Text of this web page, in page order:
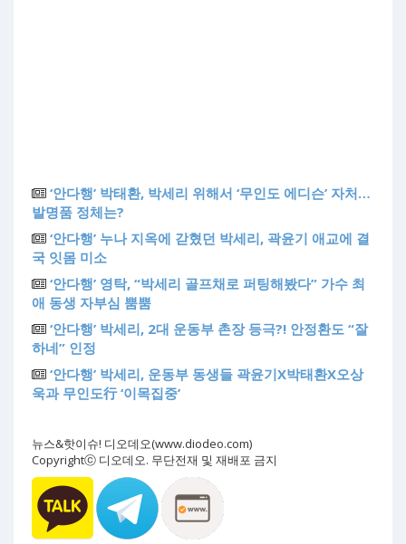
‘안다행’ 박태환, 박세리 위해서 ‘무인도 에디슨’ 자처…
발명품 정체는?
‘안다행’ 누나 지옥에 갇혔던 박세리, 곽윤기 애교에 결
국 잇몸 미소
‘안다행’ 영탁, “박세리 골프채로 퍼팅해봤다” 가수 최
애 동생 자부심 뿜뿜
‘안다행’ 박세리, 2대 운동부 촌장 등극?! 안정환도 “잘
하네” 인정
‘안다행’ 박세리, 운동부 동생들 곽윤기X박태환X오상
욱과 무인도行 ‘이목집중’
뉴스&핫이슈! 디오데오(www.diodeo.com)
Copyrightⓒ 디오데오. 무단전재 및 재배포 금지